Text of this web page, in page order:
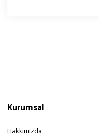
Kurumsal
Hakkımızda